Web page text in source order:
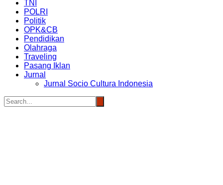
TNI
POLRI
Politik
OPK&CB
Pendidikan
Olahraga
Traveling
Pasang Iklan
Jurnal
Jurnal Socio Cultura Indonesia